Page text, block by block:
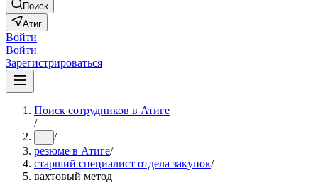
Поиск
Атиг
Войти
Войти
Зарегистрироваться
Поиск сотрудников в Атиге
/
... /
резюме в Атиге/
старший специалист отдела закупок/
вахтовый метод